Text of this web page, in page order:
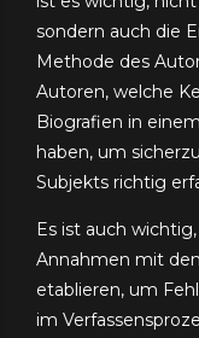
sondern auch die
Methode des
Autoren, welche
Biografien in
haben, um
Subjekts richtig
Es ist auch
Annahmen mit
etablieren, um
im